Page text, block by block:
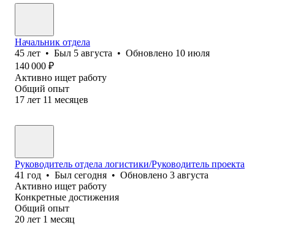
Начальник отдела
45 лет • Был 5 августа • Обновлено 10 июля
140 000 ₽
Активно ищет работу
Общий опыт
17 лет 11 месяцев
Руководитель отдела логистики/Руководитель проекта
41 год • Был сегодня • Обновлено 3 августа
Активно ищет работу
Конкретные достижения
Общий опыт
20 лет 1 месяц